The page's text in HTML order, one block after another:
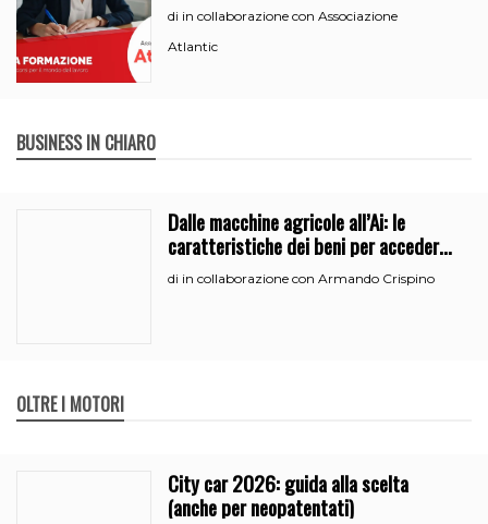
di in collaborazione con Associazione
Atlantic
BUSINESS IN CHIARO
Dalle macchine agricole all’Ai: le
caratteristiche dei beni per accedere
all’iperammortamento
di in collaborazione con Armando Crispino
OLTRE I MOTORI
City car 2026: guida alla scelta
(anche per neopatentati)